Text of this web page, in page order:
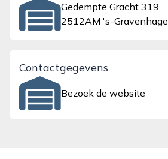
Gedempte Gracht 319
2512AM 's-Gravenhage
Contactgegevens
Bezoek de website